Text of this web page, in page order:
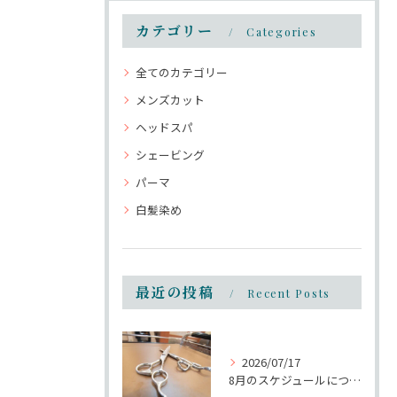
カテゴリー Categories
全てのカテゴリー
メンズカット
ヘッドスパ
シェービング
パーマ
白髪染め
最近の投稿 Recent Posts
2026/07/17
8月のスケジュールについて